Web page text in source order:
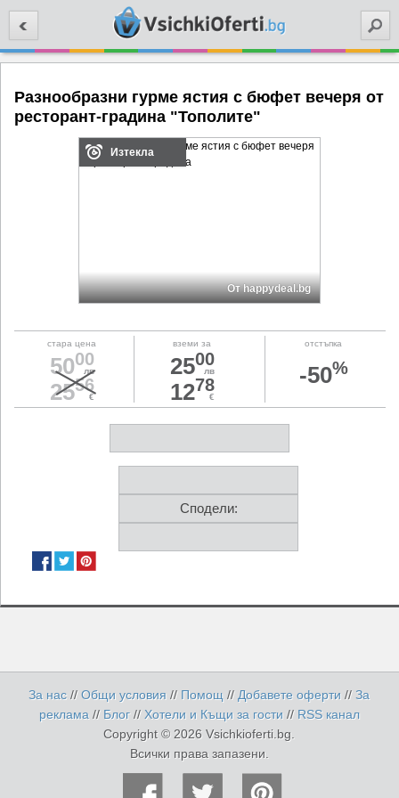
Разнообразни гурме ястия с бюфет вечеря от
ресторант-градина "Тополите"
Изтекла
От happydeal.bg
стара цена
5000
лв
2556
€
вземи за
2500
лв
1278
€
отстъпка
-50%
Сподели:
За нас //Общи условия // Помощ // Добавете оферти//За
реклама // Блог // Хотели и Къщи за гости // RSS канал
Copyright © 2026 Vsichkioferti.bg.
Всички права запазени.